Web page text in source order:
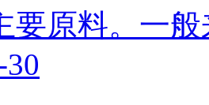
要原料。一